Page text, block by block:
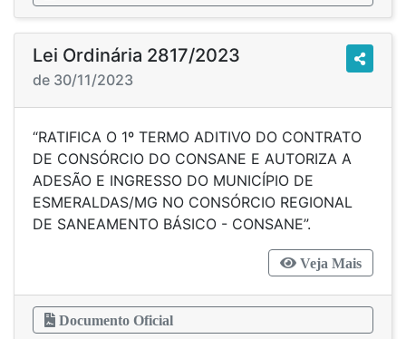
Lei Ordinária 2817/2023
de 30/11/2023
“RATIFICA O 1º TERMO ADITIVO DO CONTRATO
DE CONSÓRCIO DO CONSANE E AUTORIZA A
ADESÃO E INGRESSO DO MUNICÍPIO DE
ESMERALDAS/MG NO CONSÓRCIO REGIONAL
DE SANEAMENTO BÁSICO - CONSANE”.
Veja Mais
Documento Oficial